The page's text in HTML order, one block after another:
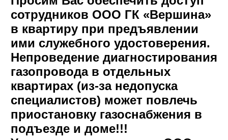
сотрудников ООО ГК «Вершина»
в квартиру при предъявлении
ими служебного удостоверения.
Непроведение диагностирования
газопровода в отдельных
квартирах (из-за недопуска
специалистов) может повлечь
приостановку газоснабжения в
подъезде и доме!!!